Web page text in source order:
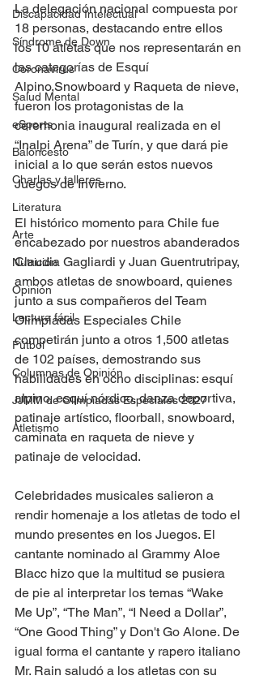
Discapacidad Intelectual
Síndrome de Down
Coronavirus
Salud Mental
eSports
Baloncesto
Charlas y talleres
Literatura
Arte
Nutrición
Opinión
Lectura fácil
Fútbol
Columnas de Opinión
JJMM de Olimpiadas Especiales 2027
Atletismo
La delegación nacional compuesta por
18 personas, destacando entre ellos
los 10 atletas que nos representarán en
las categorías de Esquí
Alpino,Snowboard y Raqueta de nieve,
fueron los protagonistas de la
ceremonia inaugural realizada en el
“Inalpi Arena” de Turín, y que dará pie
inicial a lo que serán estos nuevos
Juegos de Invierno.
El histórico momento para Chile fue
encabezado por nuestros abanderados
Claudia Gagliardi y Juan Guentrutripay,
ambos atletas de snowboard, quienes
junto a sus compañeros del Team
Olimpiadas Especiales Chile
competirán junto a otros 1,500 atletas
de 102 países, demostrando sus
habilidades en ocho disciplinas: esquí
alpino, esquí nórdico, danza deportiva,
patinaje artístico, floorball, snowboard,
caminata en raqueta de nieve y
patinaje de velocidad.
Celebridades musicales salieron a
rendir homenaje a los atletas de todo el
mundo presentes en los Juegos. El
cantante nominado al Grammy Aloe
Blacc hizo que la multitud se pusiera
de pie al interpretar los temas “Wake
Me Up”, “The Man”, “I Need a Dollar”,
“One Good Thing” y Don't Go Alone. De
igual forma el cantante y rapero italiano
Mr. Rain saludó a los atletas con su